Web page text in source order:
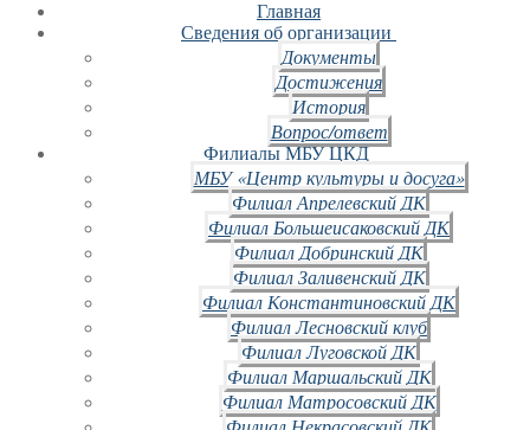
Главная
Сведения об организации
Документы
Достижения
История
Вопрос/ответ
Филиалы МБУ ЦКД
МБУ «Центр культуры и досуга»
Филиал Апрелевский ДК
Филиал Большеисаковский ДК
Филиал Добринский ДК
Филиал Заливенский ДК
Филиал Константиновский ДК
Филиал Лесновский клуб
Филиал Луговской ДК
Филиал Маршальский ДК
Филиал Матросовский ДК